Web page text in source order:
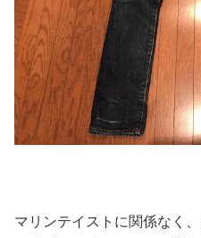
マリンテイストに関係なく、